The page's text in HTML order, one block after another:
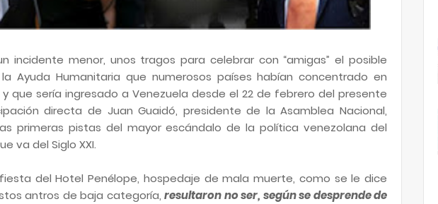
incidente menor, unos tragos para celebrar con “amigas” el posible
Ayuda Humanitaria que numerosos países habían concentrado en
que sería ingresado a Venezuela desde el 22 de febrero del presente
directa de Juan Guaidó, presidente de la Asamblea Nacional,
primeras pistas del mayor escándalo de la política venezolana del
va del Siglo XXI.
fiesta del Hotel Penélope, hospedaje de mala muerte, como se le dice
antros de baja categoría,resultaron no ser, según se desprende de